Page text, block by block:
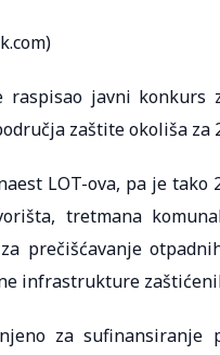
javni konkurs
zaštite okoliša za
LOT-ova, pa je
tretmana
prečišćavanje
infrastrukture
za sufinansiranje